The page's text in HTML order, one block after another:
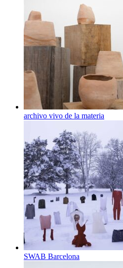
archivo vivo de la materia
SWAB Barcelona